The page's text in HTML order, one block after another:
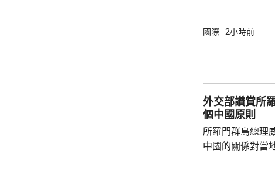
言人林劍回應指
日益膨脹的政治
國際 2小時前
外交部讚賞所
個中國原則
所羅門群島總理
中國的關係對當